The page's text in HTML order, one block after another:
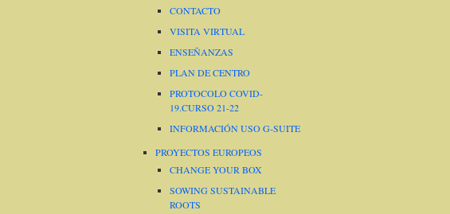
CONTACTO
VISITA VIRTUAL
ENSEÑANZAS
PLAN DE CENTRO
PROTOCOLO COVID-
19.CURSO 21-22
INFORMACIÓN USO G-SUITE
PROYECTOS EUROPEOS
CHANGE YOUR BOX
SOWING SUSTAINABLE
ROOTS